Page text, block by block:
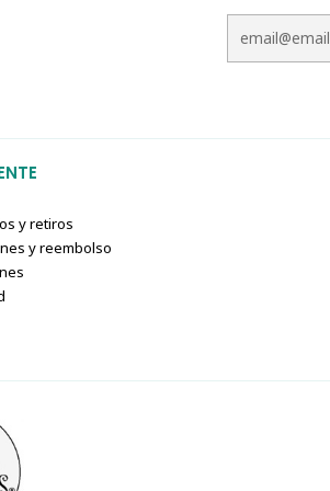
y retiros
y reembolso